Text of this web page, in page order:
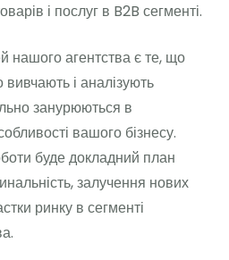
і послуг в B2B сегменті.
нашого агентства є те, що
і аналізують
занурюються в
вашого бізнесу.
буде докладний план
залучення нових
ринку в сегменті